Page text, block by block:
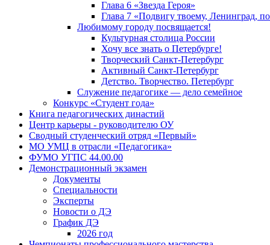
Глава 6 «Звезда Героя»
Глава 7 «Подвигу твоему, Ленинград,
Любимому городу посвящается!
Культурная столица России
Хочу все знать о Петербурге!
Творческий Санкт-Петербург
Активный Санкт-Петербург
Детство. Творчество. Петербург
Служение педагогике — дело семейное
Конкурс «Студент года»
Книга педагогических династий
Центр карьеры - руководителю ОУ
Сводный студенческий отряд «Первый»
МО УМЦ в отрасли «Педагогика»
ФУМО УГПС 44.00.00
Демонстрационный экзамен
Документы
Специальности
Эксперты
Новости о ДЭ
График ДЭ
2026 год